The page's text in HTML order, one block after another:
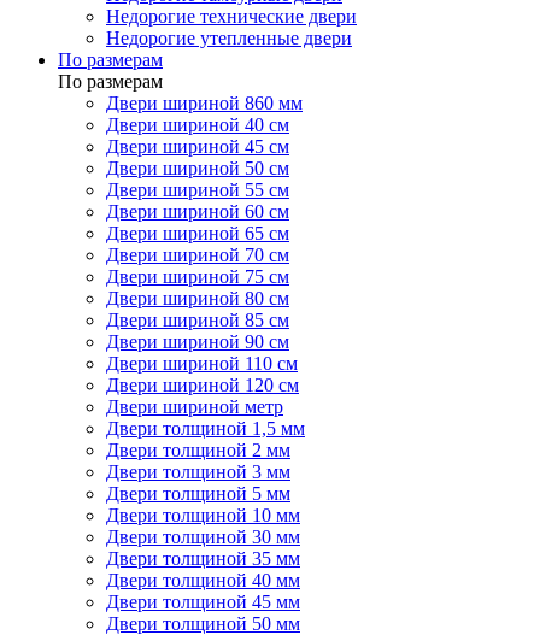
Недорогие технические двери
Недорогие утепленные двери
По размерам
По размерам
Двери шириной 860 мм
Двери шириной 40 см
Двери шириной 45 см
Двери шириной 50 см
Двери шириной 55 см
Двери шириной 60 см
Двери шириной 65 см
Двери шириной 70 см
Двери шириной 75 см
Двери шириной 80 см
Двери шириной 85 см
Двери шириной 90 см
Двери шириной 110 см
Двери шириной 120 см
Двери шириной метр
Двери толщиной 1,5 мм
Двери толщиной 2 мм
Двери толщиной 3 мм
Двери толщиной 5 мм
Двери толщиной 10 мм
Двери толщиной 30 мм
Двери толщиной 35 мм
Двери толщиной 40 мм
Двери толщиной 45 мм
Двери толщиной 50 мм